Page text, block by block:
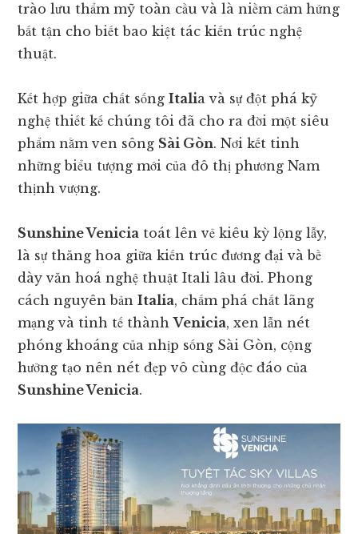
trào lưu thẩm mỹ toàn cầu và là niềm cảm hứng
bất tận cho biết bao kiệt tác kiến trúc nghệ
thuật.
Kết hợp giữa chất sốngItalia và sự đột phá kỹ
nghệ thiết kế chúng tôi đã cho ra đời một siêu
phẩm nằm ven sông Sài Gòn. Nơi kết tinh
những biểu tượng mới của đô thị phương Nam
thịnh vượng.
Sunshine Venicia toát lên vẻ kiêu kỳ lộng lẫy,
là sự thăng hoa giữa kiến trúc đương đại và bề
dày văn hoá nghệ thuật Itali lâu đời. Phong
cách nguyên bảnItalia, chấm phá chất lãng
mạng và tinh tế thànhVenicia, xen lẫn nét
phóng khoáng của nhịp sống Sài Gòn, cộng
hưởng tạo nên nét đẹp vô cùng độc đáo của
Sunshine Venicia.